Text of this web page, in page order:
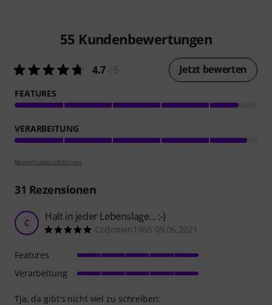
55 Kundenbewertungen
4.7 Jetzt bewerten
FEATURES
VERARBEITUNG
Bewertungsrichtlinien
31 Rezensionen
C Halt in jeder Lebenslage... :-)
Codeman1965 09.06.2021
Tja, da gibt's nicht viel zu schreiben:
Features
Verarbeitung